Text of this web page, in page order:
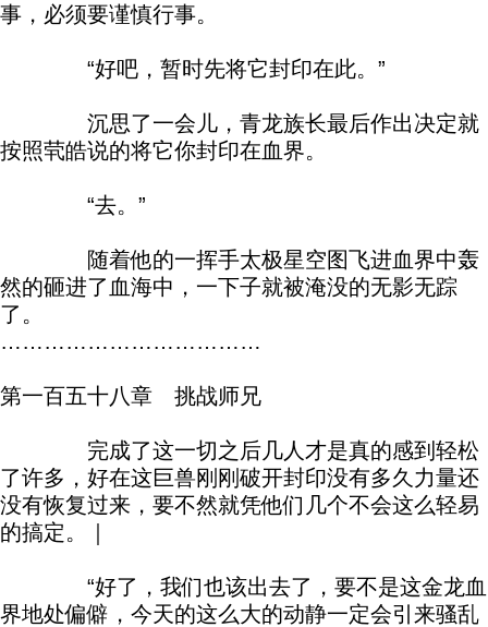
事，必须要谨慎行事。
“好吧，暂时先将它封印在此。”
沉思了一会儿，青龙族长最后作出决定就
按照茕皓说的将它你封印在血界。
“去。”
随着他的一挥手太极星空图飞进血界中轰
然的砸进了血海中，一下子就被淹没的无影无踪
了。
………………………………
第一百五十八章 挑战师兄
完成了这一切之后几人才是真的感到轻松
了许多，好在这巨兽刚刚破开封印没有多久力量还
没有恢复过来，要不然就凭他们几个不会这么轻易
的搞定。｜
“好了，我们也该出去了，要不是这金龙血
界地处偏僻，今天的这么大的动静一定会引来骚乱